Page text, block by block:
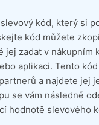
kód, který si
kód můžete
jej zadat v nákupním
aplikaci. Tento
a najdete jej
se vám následně
hodnotě slevového